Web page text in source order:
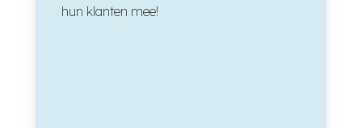
hun klanten mee!